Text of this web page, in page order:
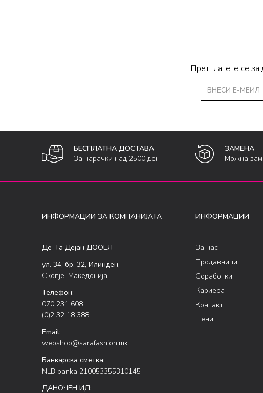
Претплатете се за
БЕСПЛАТНА ДОСТАВА
За нарачки над 2500 ден
ЗАМЕНА
Можна
ИНФОРМАЦИИ ЗА КОМПАНИЈАТА
Де-Та Дејан ДООЕЛ
ул. 34, бр. 32, Илинден,
Скопје, Македонија
Телефон:
070 231 608
(0)2 32 18 388
Email:
webshop@sarafashion.mk
Банкарска сметка:
NLB banka 210053355310145
ДАНОЧЕН ИД:
ИНФОРМАЦИИ
За нас
Продавници
Соработки
Кариера
Контакт
Цени